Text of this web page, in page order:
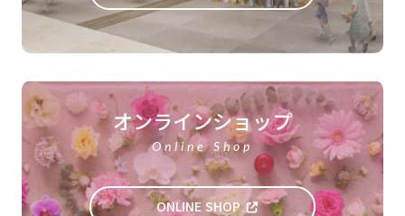
オンラインショップ
Online Shop
ONLINE SHOP